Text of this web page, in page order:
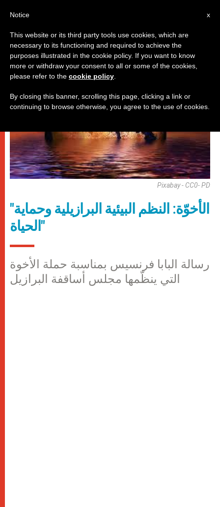
باباوات,وثائق
Pixabay - CC0- PD
"الأخوّة: النظم البيئية البرازيلية وحماية
الحياة"
رسالة البابا فرنسيس بمناسبة حملة الأخوة
التي ينظّمها مجلس أساقفة البرازيل
x
Notice
This website or its third party tools use cookies, which are
necessary to its functioning and required to achieve the
purposes illustrated in the cookie policy. If you want to know
more or withdraw your consent to all or some of the cookies,
please refer to the cookie policy
By closing this banner, scrolling this page, clicking a link or
continuing to browse otherwise, you agree to the use of cookies.